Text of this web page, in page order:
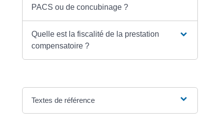
PACS ou de concubinage ?
Quelle est la fiscalité de la prestation
compensatoire ?
Textes de référence